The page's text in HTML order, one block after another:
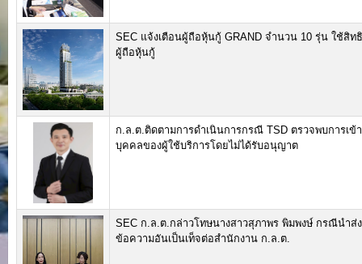
SEC แจ้งเตือนผู้ถือหุ้นกู้ GRAND จำนวน 10 รุ่น ใช้สิท
ผู้ถือหุ้นกู้
ก.ล.ต.ติดตามการดำเนินการกรณี TSD ตรวจพบการเข้
บุคคลของผู้ใช้บริการโดยไม่ได้รับอนุญาต
SEC ก.ล.ต.กล่าวโทษนางสาวสุภาพร พิมพงษ์ กรณีนำส่
ข้อความอันเป็นเท็จต่อสำนักงาน ก.ล.ต.